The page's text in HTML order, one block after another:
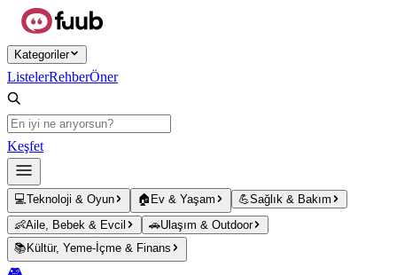
Ana içeriğe atla
Kategoriler
ListelerRehberÖner
Keşfet
💻Teknoloji & Oyun 🏠 Ev & Yaşam 💪Sağlık & Bakım
👶Aile, Bebek & Evcil 🚗Ulaşım & Outdoor
📚 Kültür, Yeme-İçme & Finans